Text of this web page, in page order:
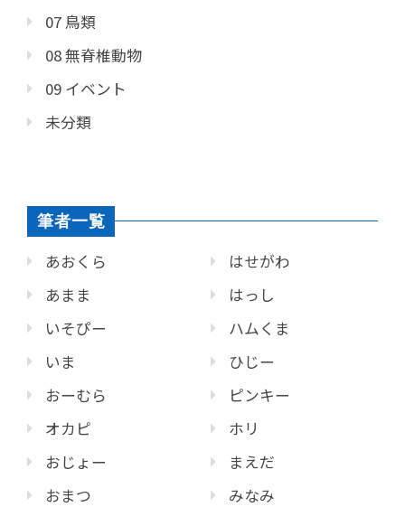
07 鳥類
08 無脊椎動物
09 イベント
未分類
筆者一覧
あおくら
あまま
いそぴー
いま
おーむら
オカピ
おじょー
おまつ
はせがわ
はっし
ハムくま
ひじー
ピンキー
ホリ
まえだ
みなみ